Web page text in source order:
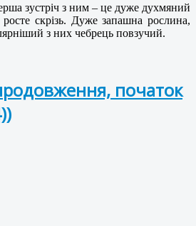
зустріч з ним – це дуже духмяний
скрізь. Дуже запашна рослина,
з них чебрець повзучий.
початок